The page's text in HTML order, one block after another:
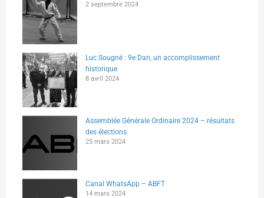
2 septembre 2024
Luc Sougné : 9e Dan, un accomplissement
historique
8 avril 2024
Assemblée Générale Ordinaire 2024 – résultats
des élections
25 mars 2024
Canal WhatsApp – ABFT
14 mars 2024